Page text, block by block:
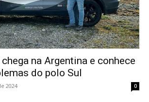
na Argentina e conhece
do polo Sul
2024 0